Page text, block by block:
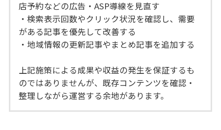
店予約などの広告・ASP導線を見直す
・検索表示回数やクリック状況を確認し、需要
がある記事を優先して改善する
・地域情報の更新記事やまとめ記事を追加する
上記施策による成果や収益の発生を保証するも
のではありませんが、既存コンテンツを確認・
整理しながら運営する余地があります。